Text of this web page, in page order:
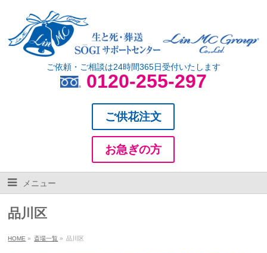
ご依頼・ご相談は24時間365日受付いたします
0120-255-297
ご供花注文
お急ぎの方
メニュー
品川区
HOME » 斎場一覧 » 品川区